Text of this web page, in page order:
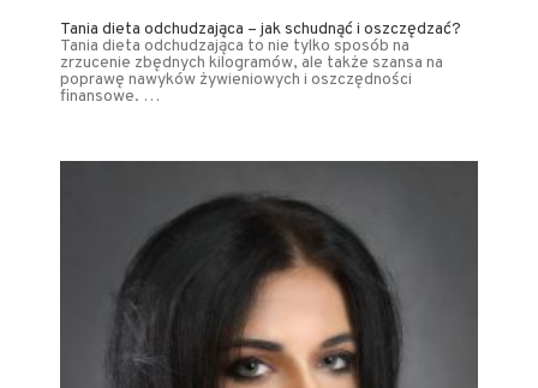
Tania dieta odchudzająca – jak schudnąć i oszczędzać?
Tania dieta odchudzająca to nie tylko sposób na
zrzucenie zbędnych kilogramów, ale także szansa na
poprawę nawyków żywieniowych i oszczędności
finansowe. …